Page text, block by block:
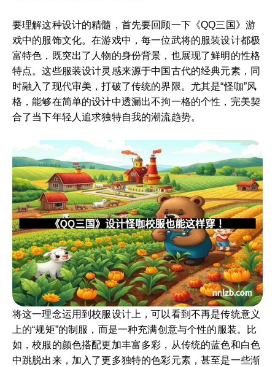
要理解这种设计的精髓，首先要回顾一下《QQ三国》游
戏中的服饰文化。在游戏中，每一位武将的服装设计都极
富特色，既突出了人物的身份背景，也展现了鲜明的性格
特点。这些服装设计灵感来源于中国古代的经典元素，同
时融入了现代审美，打破了传统的界限。尤其是“怪咖”风
格，能够在简单的设计中透漏出不拘一格的个性，完美契
合了当下年轻人追求独特自我的潮流趋势。
将这一理念运用到校服设计上，可以看到不再是传统意义
上的“规矩”的制服，而是一种充满创意与个性的服装。比
如，校服的颜色搭配更加丰富多彩，从传统的蓝色和白色
中跳脱出来，加入了更多独特的色彩元素，甚至是一些渐